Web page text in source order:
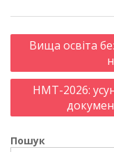
Post
navigation
Вища освіта
НМТ-2026:
Пошук